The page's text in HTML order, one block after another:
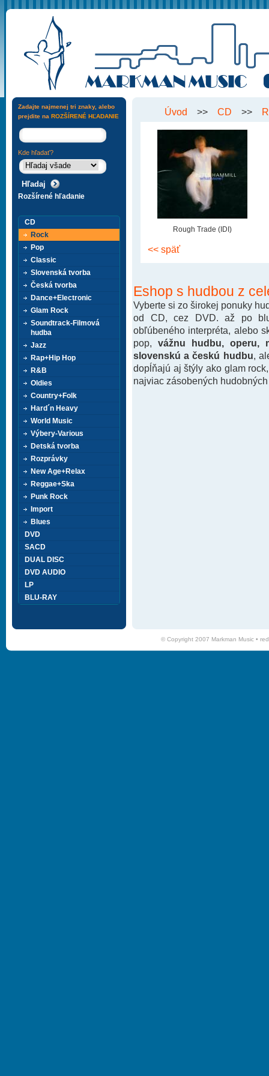
Úvod >> CD >>
Rough Trade (IDI)
<< späť
Eshop s hudbou z
Vyberte si zo širokej ponuky
od CD, cez DVD. až po
obľúbeného interpréta, alebo
pop, vážnu hudbu, operu,
slovenskú a českú hudbu ,
dopĺňajú aj štýly ako glam
najviac zásobených
Zadajte najmenej tri znaky, alebo
prejdite na ROZŠÍRENÉ HĽADANIE
Kde hľadať?
Rozšírené hľadanie
CD
Rock
Pop
Classic
Slovenská tvorba
Česká tvorba
Dance+Electronic
Glam Rock
Soundtrack-Filmová
hudba
Jazz
Rap+Hip Hop
R&B
Oldies
Country+Folk
Hard´n Heavy
World Music
Výbery-Various
Detská tvorba
Rozprávky
New Age+Relax
Reggae+Ska
Punk Rock
Import
Blues
DVD
SACD
DUAL DISC
DVD AUDIO
LP
BLU-RAY
© Copyright 2007 Markman Music •